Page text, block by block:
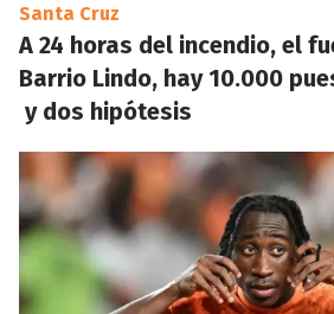
Santa Cruz
A 24 horas del incendio, el
Barrio Lindo, hay 10.000
y dos hipótesis